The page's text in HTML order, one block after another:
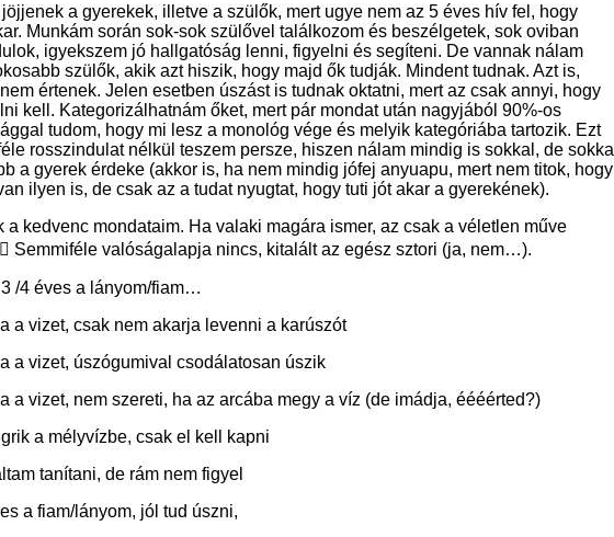
a gyerekek, illetve a szülők, mert ugye nem az 5 éves hív fel, hogy
Munkám során sok-sok szülővel találkozom és beszélgetek, sok oviban
igyekszem jó hallgatóság lenni, figyelni és segíteni. De vannak nálam
szülők, akik azt hiszik, hogy majd ők tudják. Mindent tudnak. Azt is,
értenek. Jelen esetben úszást is tudnak oktatni, mert az csak annyi, hogy
kell. Kategorizálhatnám őket, mert pár mondat után nagyjából 90%-os
tudom, hogy mi lesz a monológ vége és melyik kategóriába tartozik. Ezt
rosszindulat nélkül teszem persze, hiszen nálam mindig is sokkal, de sokkal
a gyerek érdeke (akkor is, ha nem mindig jófej anyuapu, mert nem titok, hogy
ilyen is, de csak az a tudat nyugtat, hogy tuti jót akar a gyerekének).
a kedvenc mondataim. Ha valaki magára ismer, az csak a véletlen műve
Semmiféle valóságalapja nincs, kitalált az egész sztori (ja, nem…).
/4 éves a lányom/fiam…
a vizet, csak nem akarja levenni a karúszót
a vizet, úszógumival csodálatosan úszik
a vizet, nem szereti, ha az arcába megy a víz (de imádja, éééérted?)
a mélyvízbe, csak el kell kapni
tanítani, de rám nem figyel
a fiam/lányom, jól tud úszni,